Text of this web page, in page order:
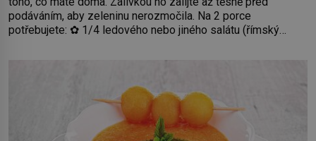
podáváním, aby zeleninu nerozmočila. Na 2 porce
potřebujete: ✿ 1/4 ledového nebo jiného salátu (římský
2 rajčata Zálivka: ✿ 4 lžíce olivového oleje ✿ 1 lžíci citronové